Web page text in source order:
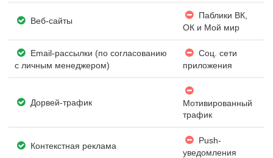
Веб-сайты
Паблики ВК,
ОК и Мой мир
Email-рассылки (по согласованию
с личным менеджером)
Соц. сети
приложения
Дорвей-трафик
Мотивированный
трафик
Контекстная реклама
Push-
уведомления